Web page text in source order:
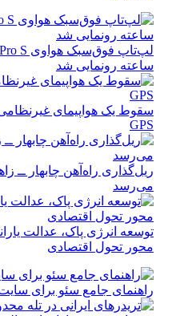
ساعته رونمایی شد
سقوط یک هواپیمای
GPS
ریل‌گذاری راه‌آهن چابهار ــ
می‌رسد
توسعه انرژی پاک، عدالت
محور تحول اقتصادی
راهنمای جامع سئو برای